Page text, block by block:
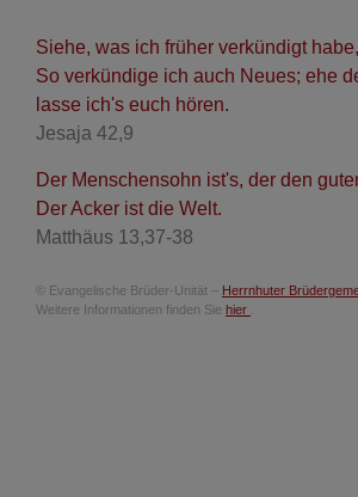
Siehe, was ich früher verkündigt
So verkündige ich auch Neues; ehe
lasse ich's euch hören.
Jesaja 42,9
Der Menschensohn ist's, der den
Der Acker ist die Welt.
Matthäus 13,37-38
© Evangelische Brüder-Unität – Herrnhuter
Weitere Informationen finden Sie hier